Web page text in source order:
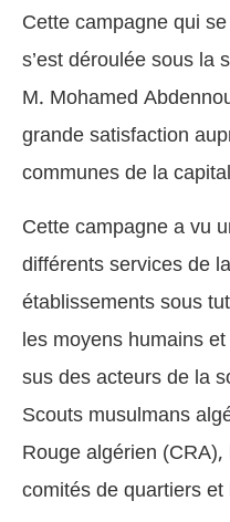
Cette campagne qui
s’est déroulée sous la
M. Mohamed
grande satisfaction
communes de la
Cette campagne a vu
différents services de
établissements sous
les moyens humains
sus des acteurs de la
Scouts musulmans
Rouge algérien
comités de quartiers